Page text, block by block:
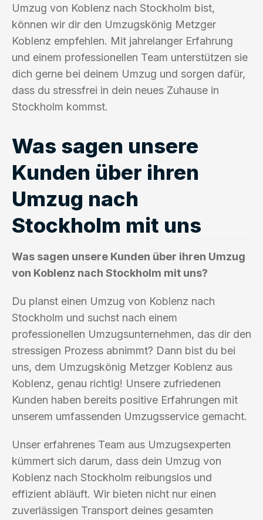
Umzug von Koblenz nach Stockholm bist,
können wir dir den Umzugskönig Metzger
Koblenz empfehlen. Mit jahrelanger Erfahrung
und einem professionellen Team unterstützen sie
dich gerne bei deinem Umzug und sorgen dafür,
dass du stressfrei in dein neues Zuhause in
Stockholm kommst.
Was sagen unsere
Kunden über ihren
Umzug nach
Stockholm mit uns
Was sagen unsere Kunden über ihren Umzug
von Koblenz nach Stockholm mit uns?
Du planst einen Umzug von Koblenz nach
Stockholm und suchst nach einem
professionellen Umzugsunternehmen, das dir den
stressigen Prozess abnimmt? Dann bist du bei
uns, dem Umzugskönig Metzger Koblenz aus
Koblenz, genau richtig! Unsere zufriedenen
Kunden haben bereits positive Erfahrungen mit
unserem umfassenden Umzugsservice gemacht.
Unser erfahrenes Team aus Umzugsexperten
kümmert sich darum, dass dein Umzug von
Koblenz nach Stockholm reibungslos und
effizient abläuft. Wir bieten nicht nur einen
zuverlässigen Transport deines gesamten